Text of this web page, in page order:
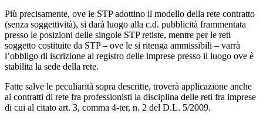
Più precisamente, ove le STP adottino il modello della rete contratto
(senza soggettività), si darà luogo alla c.d. pubblicità frammentata
presso le posizioni delle singole STP retiste, mentre per le reti
soggetto costituite da STP – ove le si ritenga ammissibili – varrà
l’obbligo di iscrizione al registro delle imprese presso il luogo ove è
stabilita la sede della rete.
Fatte salve le peculiarità sopra descritte, troverà applicazione anche
ai contratti di rete fra professionisti la disciplina delle reti fra imprese
di cui al citato art. 3, comma 4-ter, n. 2 del D.L. 5/2009.